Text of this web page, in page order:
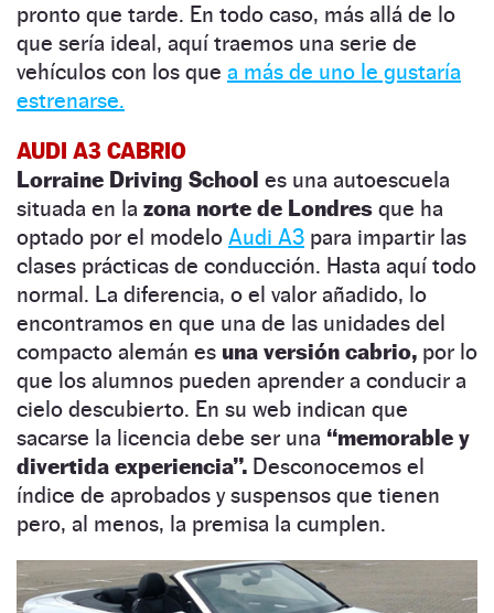
pronto que tarde. En todo caso, más allá de lo
que sería ideal, aquí traemos una serie de
vehículos con los que a más de uno le gustaría
estrenarse.
AUDI A3 CABRIO
Lorraine Driving School es una autoescuela
situada en la zona norte de Londres que ha
optado por el modelo Audi A3 para impartir las
clases prácticas de conducción. Hasta aquí todo
normal. La diferencia, o el valor añadido, lo
encontramos en que una de las unidades del
compacto alemán es una versión cabrio, por lo
que los alumnos pueden aprender a conducir a
cielo descubierto. En su web indican que
sacarse la licencia debe ser una “memorable y
divertida experiencia”. Desconocemos el
índice de aprobados y suspensos que tienen
pero, al menos, la premisa la cumplen.